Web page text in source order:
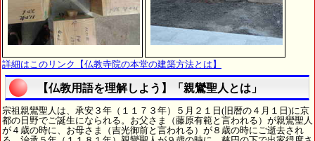
詳細はこのリンク【仏教寺院の本堂の建築方法とは】
【仏教用語を理解しよう】「親鸞聖人とは」
宗祖親鸞聖人は、承安３年（１１７３年）５月２１日(旧暦の４月１日)に京
都の日野でご誕生になられる。お父さま（藤原有範と言われる）が親鸞聖人
が４歳の時に、お母さま（吉光御前と言われる）が８歳の時にご逝去され